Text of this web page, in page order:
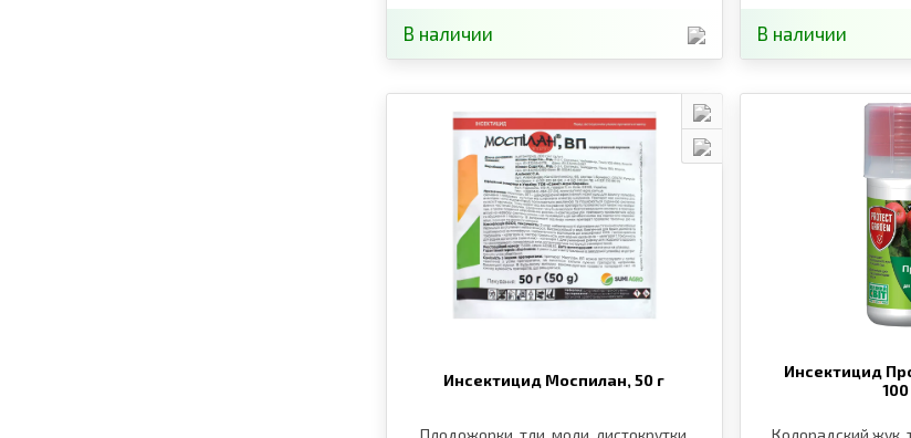
В наличии В наличии
Инсектицид Моспилан,50 г
Плодожорки, тли, моли, листокрутки,
Инсектицид
Колорадский жук,